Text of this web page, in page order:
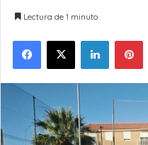
Lectura de 1 minuto
LinkedIn